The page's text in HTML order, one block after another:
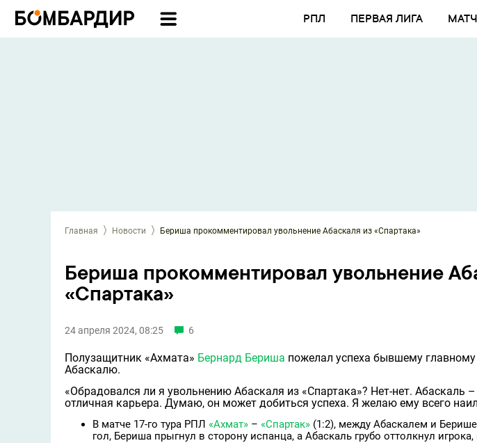
РПЛ ПЕРВАЯ ЛИГА
Главная Новости Бериша прокомментировал увольнение Абаскаля из «Спартака»
Бериша прокомментировал увольнение
«Спартака»
24 апреля 2024, 08:25 6
Полузащитник «Ахмата» Бернард Бериша пожелал успеха бывшему
Абаскалю.
«Обрадовался ли я увольнению Абаскаля из «Спартака»? Нет-нет. Абаскаль
отличная карьера. Думаю, он может добиться успеха. Я желаю ему всего
В матче 17-го тура РПЛ «Ахмат» – «Спартак» (1:2), между Абаскалем и
гол, Бериша прыгнул в сторону испанца, а Абаскаль грубо оттолкнул